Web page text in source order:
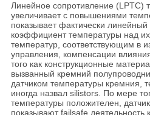
Линейное сопротивление (LPTC)
увеличивает с повышениями
показывает фактически
коэффициент температуры над
температур, соответствующим в
управления, компенсации
того как конструкционные
вызванный кремний
датчиком температуры кремния,
иногда назвал silistors. По мере
температуры положителен,
показывают failsafe деятельность